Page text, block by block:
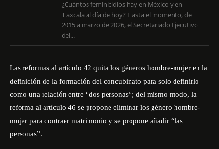
¿Cuántos feminicidios hay en México y en
Tlaxcala al día de hoy? Hasta el momento, de
2015 a marzo de 2026, el Secretariado Ejecutivo
del...
Las reformas al artículo 42 quita los géneros hombre-mujer en la
definición de la formación del concubinato para solo definirlo
como una relación entre “dos personas”; del mismo modo, la
reforma al artículo 46 se propone eliminar los género hombre-
mujer para contraer matrimonio y se propone añadir “las
personas”.